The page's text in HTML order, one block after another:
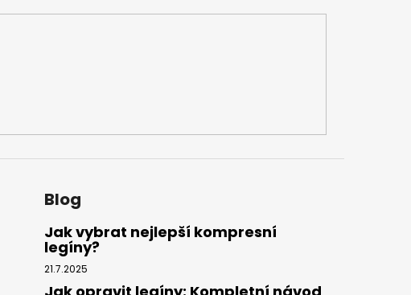
Blog
Jak vybrat nejlepší kompresní
legíny?
21.7.2025